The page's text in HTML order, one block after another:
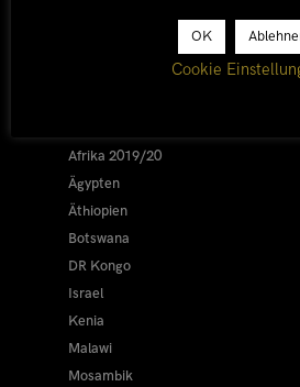
LÄNDER
Afrika 2019/20
Ägypten
Äthiopien
Botswana
DR Kongo
Israel
Kenia
Malawi
Mosambik
OK
Cookie